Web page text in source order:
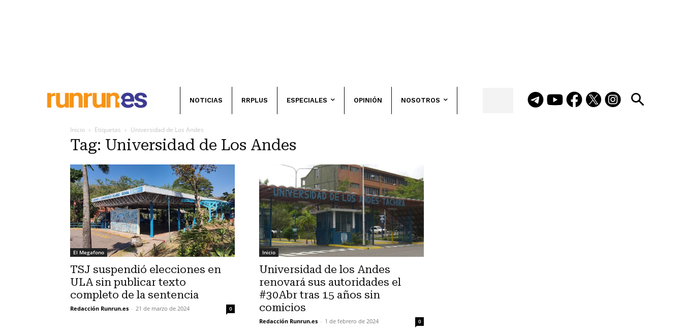
NOTICIAS RRPLUS ESPECIALES OPINIÓN NOSOTROS
Inicio Etiquetas Universidad de Los Andes
Tag: Universidad de Los Andes
El Megafono
TSJ suspendió elecciones en
ULA sin publicar texto
completo de la sentencia
Redacción Runrun.es - 21 de marzo de 2024 0
Inicio
Universidad de los Andes
renovará sus autoridades el
#30Abr tras 15 años sin
comicios
Redacción Runrun.es - 1 de febrero de 2024 0